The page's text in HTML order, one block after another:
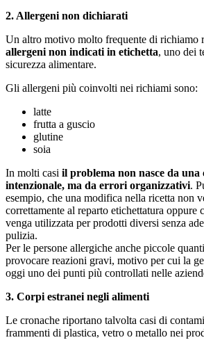
2. Allergeni non dichiarati
Un altro motivo molto frequente di richiamo
allergeni non indicati in etichetta, uno dei
sicurezza alimentare.
Gli allergeni più coinvolti nei richiami sono:
latte
frutta a guscio
glutine
soia
In molti casi il problema non nasce da una
intenzionale, ma da errori organizzativi.
esempio, che una modifica nella ricetta non
correttamente al reparto etichettatura oppure
venga utilizzata per prodotti diversi senza
pulizia.
Per le persone allergiche anche piccole
provocare reazioni gravi, motivo per cui la
oggi uno dei punti più controllati nelle
3. Corpi estranei negli alimenti
Le cronache riportano talvolta casi di
frammenti di plastica, vetro o metallo nei